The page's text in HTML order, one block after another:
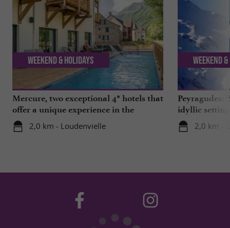
Mercure, two exceptional 4* hotels that
offer a unique experience in the
Hautes-Pyrénées
2,0 km - Loudenvielle
Weekend & Holidays
Peyragudes:
idyllic
2,0 km -
Weekend